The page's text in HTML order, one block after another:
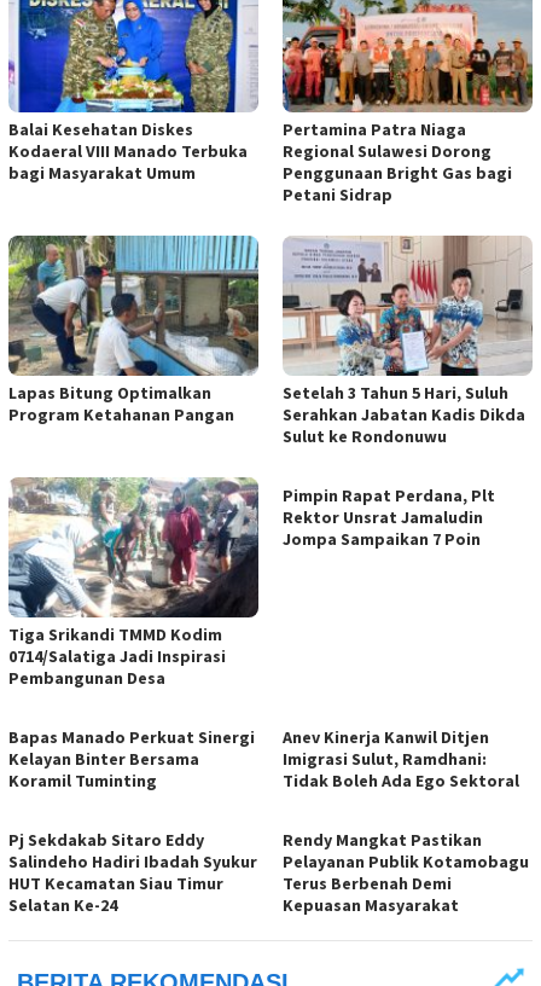
Balai Kesehatan Diskes
Kodaeral VIII Manado Terbuka
bagi Masyarakat Umum
Pertamina Patra Niaga
Regional Sulawesi Dorong
Penggunaan Bright Gas bagi
Petani Sidrap
Lapas Bitung Optimalkan
Program Ketahanan Pangan
Setelah 3 Tahun 5 Hari, Suluh
Serahkan Jabatan Kadis Dikda
Sulut ke Rondonuwu
Tiga Srikandi TMMD Kodim
0714/Salatiga Jadi Inspirasi
Pembangunan Desa
Pimpin Rapat Perdana, Plt
Rektor Unsrat Jamaludin
Jompa Sampaikan 7 Poin
Bapas Manado Perkuat Sinergi
Kelayan Binter Bersama
Koramil Tuminting
Anev Kinerja Kanwil Ditjen
Imigrasi Sulut, Ramdhani:
Tidak Boleh Ada Ego Sektoral
Pj Sekdakab Sitaro Eddy
Salindeho Hadiri Ibadah Syukur
HUT Kecamatan Siau Timur
Selatan Ke-24
Rendy Mangkat Pastikan
Pelayanan Publik Kotamobagu
Terus Berbenah Demi
Kepuasan Masyarakat